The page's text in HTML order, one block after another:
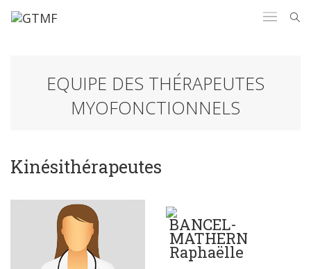
EQUIPE DES THÉRAPEUTES
MYOFONCTIONNELS
Kinésithérapeutes
BANCEL-
MATHERN
Raphaëlle